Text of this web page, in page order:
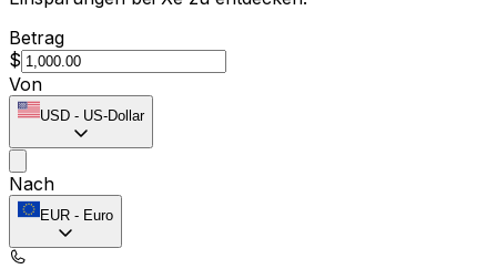
Betrag
$
Von
USD - US-Dollar
Nach
EUR - Euro